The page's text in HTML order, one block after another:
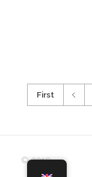
First
© 2019